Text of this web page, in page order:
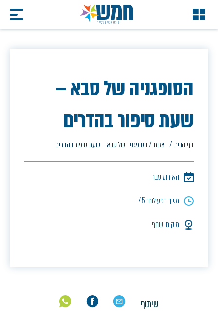
הסופגניה של סבא –
שעת סיפור בהדרים
דף הבית/הצגות/הסופגניה של סבא – שעת סיפור בהדרים
האירוע עבר
משך הפעילות: 45
מיקום: שחף
שיתוף